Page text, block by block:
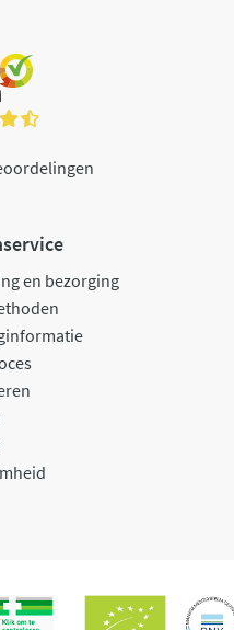
en bezorging